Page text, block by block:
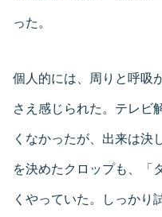
った。
個人的には、周りと呼吸
さえ感じられた。テレビ
くなかったが、出来は決
を決めたクロップも、「
くやっていた。しっかり